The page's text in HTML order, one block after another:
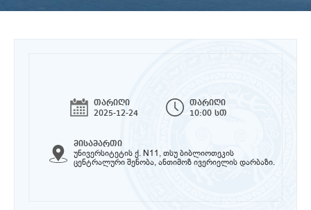
თარიღი
2025-12-24
თარიღი
10:00 სთ
მისამართი
უნივერსიტეტის ქ. N11, თსუ ბიბლიოთეკის
ცენტრალური შენობა, ანთიმოზ ივერიელის დარბაზი.